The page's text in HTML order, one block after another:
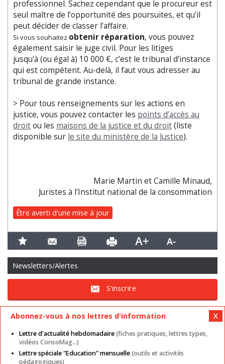
professionnel. Sachez cependant que le procureur est
seul maître de l’opportunité des poursuites, et qu’il
peut décider de classer l’affaire.
Si vous souhaitez obtenir réparation, vous pouvez
également saisir le juge civil. Pour les litiges
jusqu'à (ou égal à) 10 000 €, c’est le tribunal d'instance
qui est compétent. Au-delà, il faut vous adresser au
tribunal de grande instance.
> Pour tous renseignements sur les actions en
justice, vous pouvez contacter les points d’accès au
droitou les maisons de la justice et du droit(liste
disponible sur le site du ministère de la Justice).
Marie Martin et Camille Minaud,
Juristes à l’Institut national de la consommation
Être averti d'une mise à jour
Newsletters/Alertes
S'inscrire
Mentions légales Nos autres sites CGU
Abonnez-vous à nos lettres d'information
Lettre d'actualité hebdomadaire(fiches pratiques, lettres types,
vidéos ConsoMag...)
Lettre spéciale "Education" mensuelle(outils et activités
pédagogiques)